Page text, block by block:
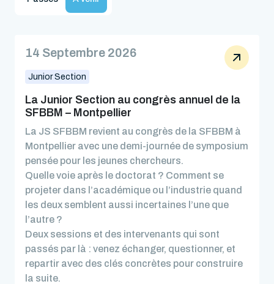
14 Septembre 2026
Junior Section
La Junior Section au congrès annuel de la
SFBBM – Montpellier
La JS SFBBM revient au congrès de la SFBBM à
Montpellier avec une demi-journée de symposium
pensée pour les jeunes chercheurs.
Quelle voie après le doctorat ? Comment se
projeter dans l’académique ou l’industrie quand
les deux semblent aussi incertaines l’une que
l’autre ?
Deux sessions et des intervenants qui sont
passés par là : venez échanger, questionner, et
repartir avec des clés concrètes pour construire
la suite.